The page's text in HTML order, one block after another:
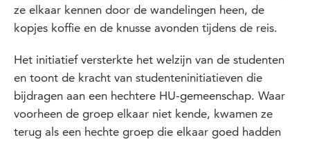
ze elkaar kennen door de wandelingen heen, de
kopjes koffie en de knusse avonden tijdens de reis.
Het initiatief versterkte het welzijn van de studenten
en toont de kracht van studenteninitiatieven die
bijdragen aan een hechtere HU-gemeenschap. Waar
voorheen de groep elkaar niet kende, kwamen ze
terug als een hechte groep die elkaar goed hadden